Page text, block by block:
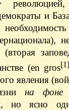
и
(en gros
явления
на фоне
но ясно